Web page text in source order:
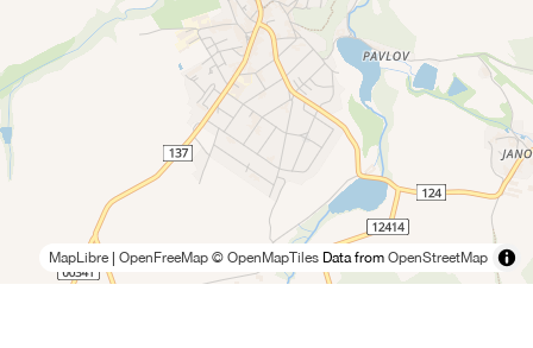
MapLibre OpenFreeMap © OpenMapTiles Data from OpenStreetMap